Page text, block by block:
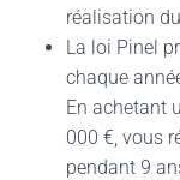
réalisation
La loi Pinel
chaque
En achetant
000 €, vous
pendant 9